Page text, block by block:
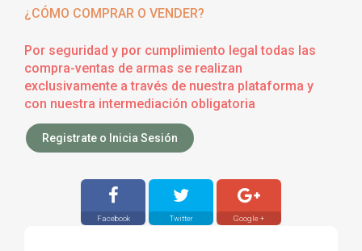
¿CÓMO COMPRAR O VENDER?
Por seguridad y por cumplimiento legal todas las
compra-ventas de armas se realizan
exclusivamente a través de nuestra plataforma y
con nuestra intermediación obligatoria
Registrate o Inicia Sesión
Facebook Twitter Google +